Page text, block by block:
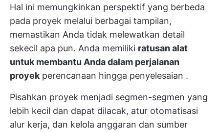
Hal ini memungkinkan perspektif yang berbeda
pada proyek melalui berbagai tampilan,
memastikan Anda tidak melewatkan detail
sekecil apa pun. Anda memiliki ratusan alat
untuk membantu Anda dalam perjalanan
proyek perencanaan hingga penyelesaian .
Pisahkan proyek menjadi segmen-segmen yang
lebih kecil dan dapat dilacak, atur otomatisasi
alur kerja, dan kelola anggaran dan sumber